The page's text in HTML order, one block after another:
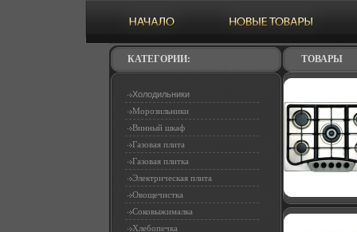
КАТЕГОРИИ:
Холодильники
Морозильники
Винный шкаф
Газовая плита
Газовая плитка
Электрическая плита
Овощечистка
Соковыжималка
Хлебопечка
ТОВАРЫ